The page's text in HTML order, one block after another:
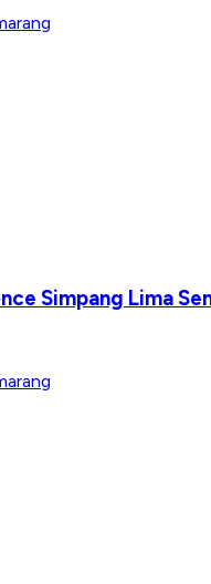
Simpang Lima